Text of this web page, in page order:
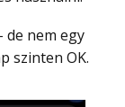
szinten OK.